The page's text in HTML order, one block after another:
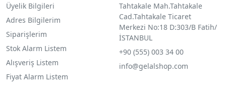
Üyelik Bilgileri
Adres Bilgilerim
Siparişlerim
Stok Alarm Listem
Alışveriş Listem
Fiyat Alarm Listem
Tahtakale Mah.Tahtakale
Cad.Tahtakale Ticaret
Merkezi No:18 D:303/B Fatih/
İSTANBUL
+90 (555) 003 34 00
info@gelalshop.com